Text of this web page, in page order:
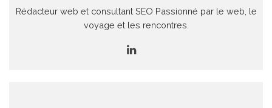
Rédacteur web et consultant SEO Passionné par le web, le
voyage et les rencontres.